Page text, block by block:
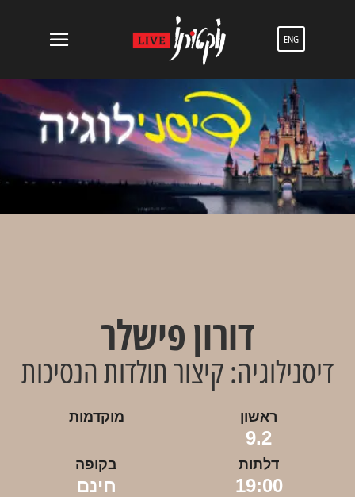
ENG
דורון פישלר
דיסנילוגיה: קיצור תולדות הנסיכות
ראשון
9.2
מוקדמות
דלתות
19:00
בקופה
חינם